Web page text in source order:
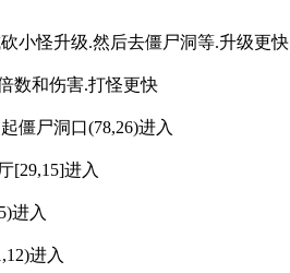
小怪升级.然后去僵尸洞等.升级更快
数和伤害.打怪更快
僵尸洞口(78,26)进入
[29,15]进入
进入
进入